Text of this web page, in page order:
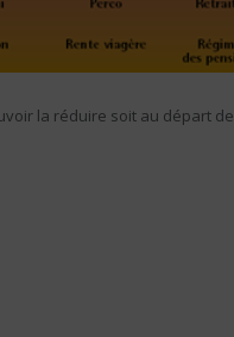
la réduire soit au départ de